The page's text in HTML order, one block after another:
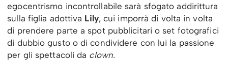
egocentrismo incontrollabile sarà sfogato addirittura
sulla figlia adottiva Lily, cui imporrà di volta in volta
di prendere parte a spot pubblicitari o set fotografici
di dubbio gusto o di condividere con lui la passione
per gli spettacoli da clown.